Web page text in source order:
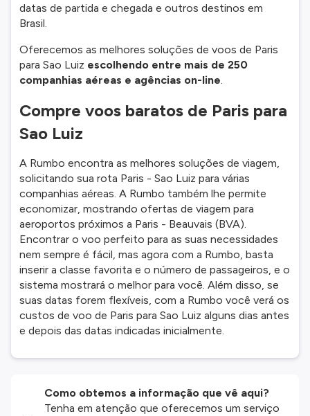
datas de partida e chegada e outros destinos em
Brasil.
Oferecemos as melhores soluções de voos de Paris
para Sao Luiz escolhendo entre mais de 250
companhias aéreas e agências on-line.
Compre voos baratos de Paris para
Sao Luiz
A Rumbo encontra as melhores soluções de viagem,
solicitando sua rota Paris - Sao Luiz para várias
companhias aéreas. A Rumbo também lhe permite
economizar, mostrando ofertas de viagem para
aeroportos próximos a Paris - Beauvais (BVA).
Encontrar o voo perfeito para as suas necessidades
nem sempre é fácil, mas agora com a Rumbo, basta
inserir a classe favorita e o número de passageiros, e o
sistema mostrará o melhor para você. Além disso, se
suas datas forem flexíveis, com a Rumbo você verá os
custos de voo de Paris para Sao Luiz alguns dias antes
e depois das datas indicadas inicialmente.
Como obtemos a informação que vê aqui?
Tenha em atenção que oferecemos um serviço